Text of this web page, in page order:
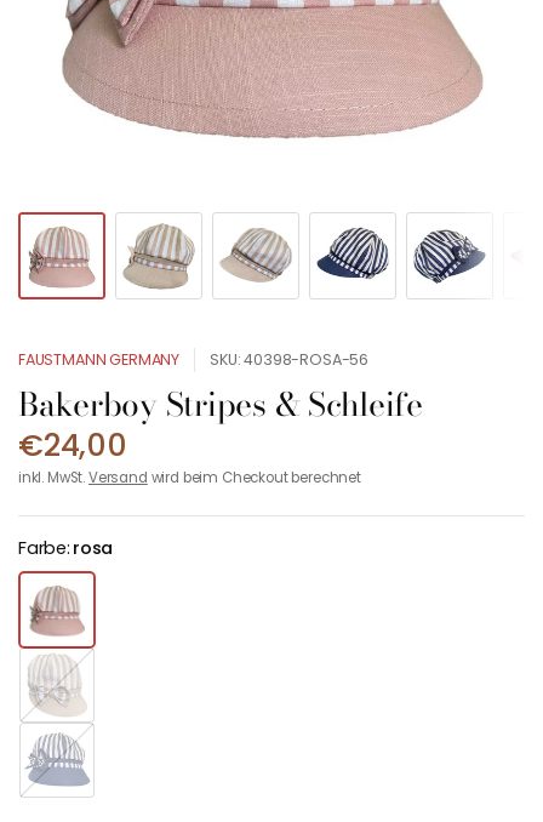
FAUSTMANN GERMANY SKU: 40398-ROSA-56
Bakerboy Stripes & Schleife
€24,00
inkl. MwSt.Versand wird beim Checkout berechnet
Farbe: rosa
b
e
gm
a
r
i